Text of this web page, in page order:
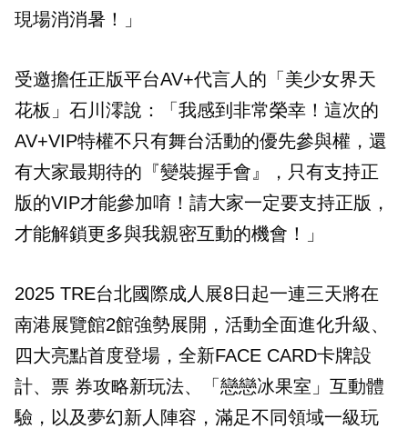
現場消消暑！」
受邀擔任正版平台AV+代言人的「美少女界天
花板」石川澪說：「我感到非常榮幸！這次的
AV+VIP特權不只有舞台活動的優先參與權，還
有大家最期待的『變裝握手會』，只有支持正
版的VIP才能參加唷！請大家一定要支持正版，
才能解鎖更多與我親密互動的機會！」
2025 TRE台北國際成人展8日起一連三天將在
南港展覽館2館強勢展開，活動全面進化升級、
四大亮點首度登場，全新FACE CARD卡牌設
計、票 券攻略新玩法、「戀戀冰果室」互動體
驗，以及夢幻新人陣容，滿足不同領域一級玩